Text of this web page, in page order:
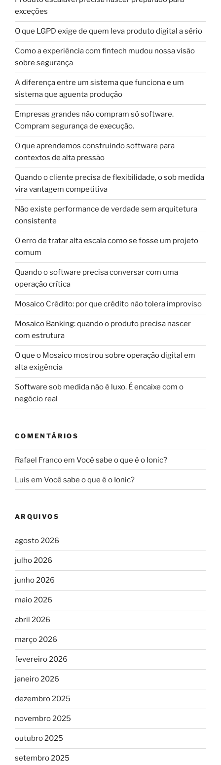
exceções
O que LGPD exige de quem leva produto digital a sério
Como a experiência com fintech mudou nossa visão
sobre segurança
A diferença entre um sistema que funciona e um
sistema que aguenta produção
Empresas grandes não compram só software.
Compram segurança de execução.
O que aprendemos construindo software para
contextos de alta pressão
Quando o cliente precisa de flexibilidade, o sob medida
vira vantagem competitiva
Não existe performance de verdade sem arquitetura
consistente
O erro de tratar alta escala como se fosse um projeto
comum
Quando o software precisa conversar com uma
operação crítica
Mosaico Crédito: por que crédito não tolera improviso
Mosaico Banking: quando o produto precisa nascer
com estrutura
O que o Mosaico mostrou sobre operação digital em
alta exigência
Software sob medida não é luxo. É encaixe com o
negócio real
COMENTÁRIOS
Rafael Francoem Você sabe o que é o Ionic?
Luis em Você sabe o que é o Ionic?
ARQUIVOS
agosto 2026
julho 2026
junho 2026
maio 2026
abril 2026
março 2026
fevereiro 2026
janeiro 2026
dezembro 2025
novembro 2025
outubro 2025
setembro 2025